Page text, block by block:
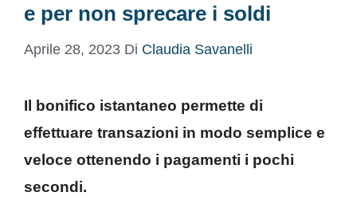
e per non sprecare i soldi
Aprile 28, 2023 Di Claudia Savanelli
Il bonifico istantaneo permette di
effettuare transazioni in modo semplice e
veloce ottenendo i pagamenti i pochi
secondi.